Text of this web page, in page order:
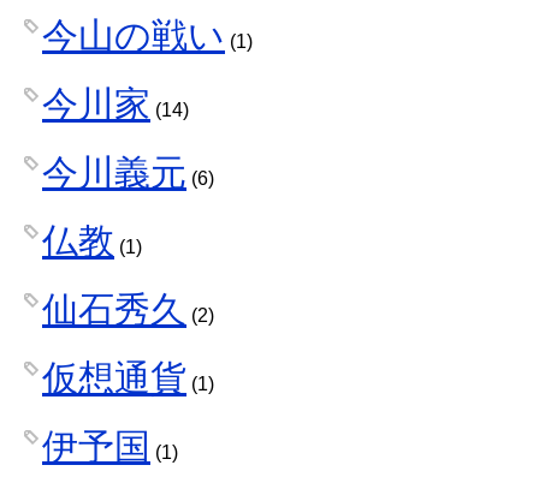
今山の戦い (1)
今川家 (14)
今川義元 (6)
仏教 (1)
仙石秀久 (2)
仮想通貨 (1)
伊予国 (1)